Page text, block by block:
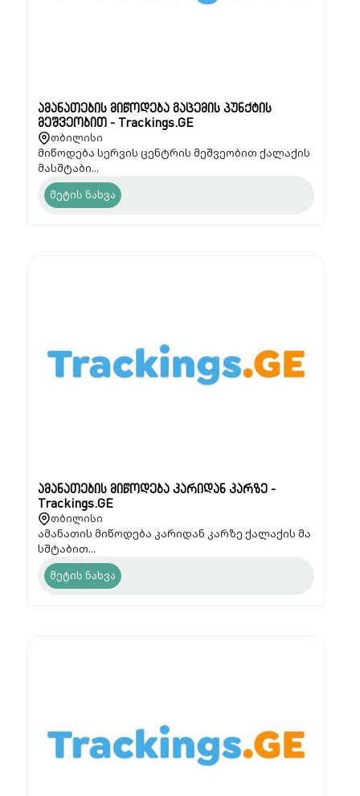
ამანათების მიწოდება გაცემის პუნქტის
მეშვეობით - Trackings.GE
თბილისი
მიწოდება სერვის ცენტრის მეშვეობით ქალაქის
მასშტაბი...
მეტის ნახვა
ამანათების მიწოდება კარიდან კარზე -
Trackings.GE
თბილისი
ამანათის მიწოდება კარიდან კარზე ქალაქის მა
სშტაბით...
მეტის ნახვა